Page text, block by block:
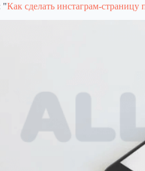
"Как сделать инстаграм-страницу